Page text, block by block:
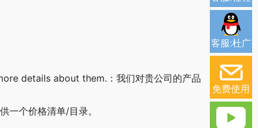
details about them.：我们对贵公司的产品
个价格清单/目录。
客服:杜广
免费使用